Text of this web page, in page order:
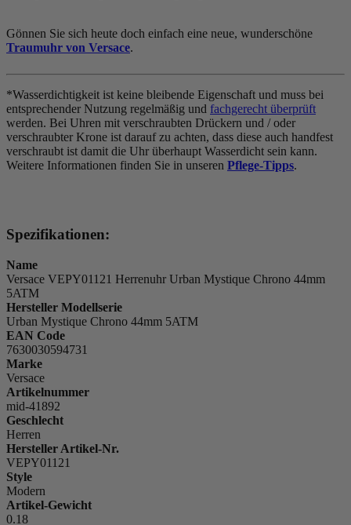
Gönnen Sie sich heute doch einfach eine neue, wunderschöne
Traumuhr von Versace.
*Wasserdichtigkeit ist keine bleibende Eigenschaft und muss bei
entsprechender Nutzung regelmäßig und fachgerecht überprüft
werden. Bei Uhren mit verschraubten Drückern und / oder
verschraubter Krone ist darauf zu achten, dass diese auch handfest
verschraubt ist damit die Uhr überhaupt Wasserdicht sein kann.
Weitere Informationen finden Sie in unseren Pflege-Tipps.
Spezifikationen:
Name
Versace VEPY01121 Herrenuhr Urban Mystique Chrono 44mm
5ATM
Hersteller Modellserie
Urban Mystique Chrono 44mm 5ATM
EAN Code
7630030594731
Marke
Versace
Artikelnummer
mid-41892
Geschlecht
Herren
Hersteller Artikel-Nr.
VEPY01121
Style
Modern
Artikel-Gewicht
0.18